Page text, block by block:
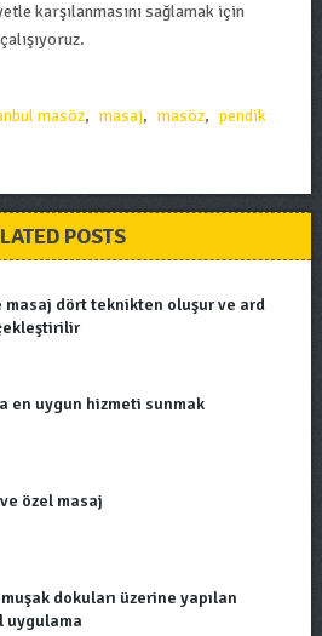
karşılanmasını sağlamak için
masöz, masaj, masöz, pendik
POSTS
masaj dört teknikten oluşur ve ard
en uygun hizmeti sunmak
özel masaj
dokuları üzerine yapılan
uygulama